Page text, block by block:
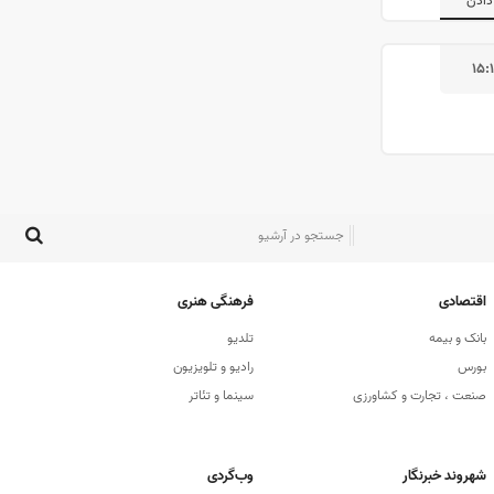
اقتصادی
بانک و بیمه
بورس
صنعت ، تجارت و کشاورزی
فرهنگی هنری
تلدیو
رادیو و تلویزیون
سینما و تئاتر
شهروند خبرنگار وب‌گردی